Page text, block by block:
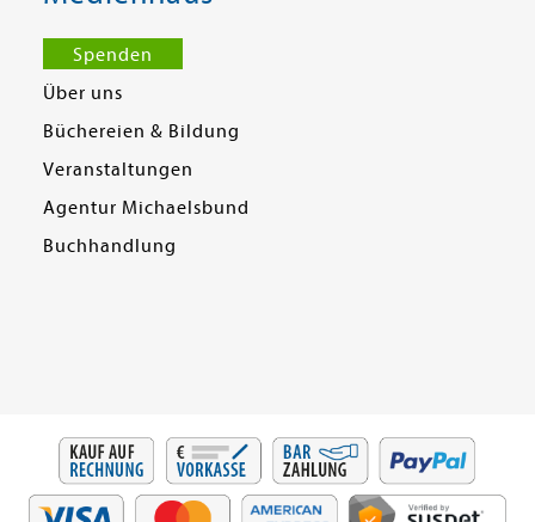
Spenden
Über uns
Büchereien & Bildung
Veranstaltungen
Agentur Michaelsbund
Buchhandlung